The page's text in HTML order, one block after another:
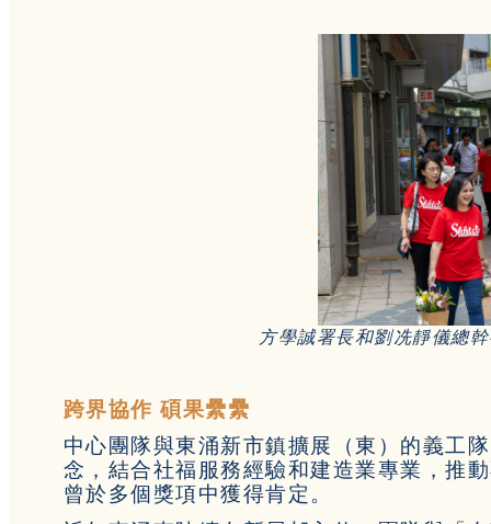
方學誠署長和劉冼靜儀總
跨界協作 碩果纍纍
中心團隊與東涌新市鎮擴展（東）的義工
念，結合社福服務經驗和建造業專業，推
曾於多個獎項中獲得肯定。